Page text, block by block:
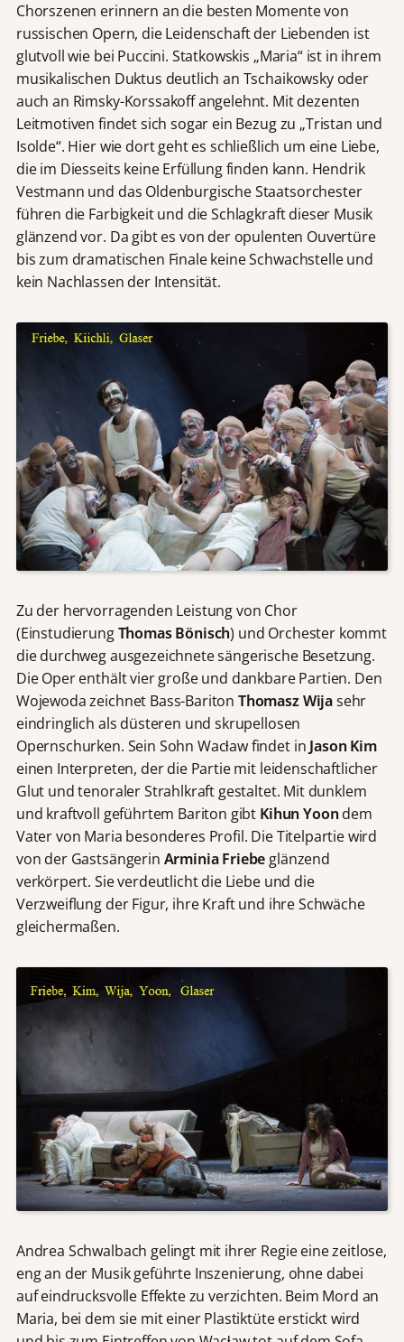
Chorszenen erinnern an die besten Momente von
russischen Opern, die Leidenschaft der Liebenden ist
glutvoll wie bei Puccini. Statkowskis „Maria“ ist in ihrem
musikalischen Duktus deutlich an Tschaikowsky oder
auch an Rimsky-Korssakoff angelehnt. Mit dezenten
Leitmotiven findet sich sogar ein Bezug zu „Tristan und
Isolde“. Hier wie dort geht es schließlich um eine Liebe,
die im Diesseits keine Erfüllung finden kann. Hendrik
Vestmann und das Oldenburgische Staatsorchester
führen die Farbigkeit und die Schlagkraft dieser Musik
glänzend vor. Da gibt es von der opulenten Ouvertüre
bis zum dramatischen Finale keine Schwachstelle und
kein Nachlassen der Intensität.
Zu der hervorragenden Leistung von Chor
(EinstudierungThomas Bönisch) und Orchester kommt
die durchweg ausgezeichnete sängerische Besetzung.
Die Oper enthält vier große und dankbare Partien. Den
Wojewoda zeichnet Bass-Bariton Thomasz Wijasehr
eindringlich als düsteren und skrupellosen
Opernschurken. Sein Sohn Wacƚaw findet in Jason Kim
einen Interpreten, der die Partie mit leidenschaftlicher
Glut und tenoraler Strahlkraft gestaltet. Mit dunklem
und kraftvoll geführtem Bariton gibt Kihun Yoondem
Vater von Maria besonderes Profil. Die Titelpartie wird
von der Gastsängerin Arminia Friebe glänzend
verkörpert. Sie verdeutlicht die Liebe und die
Verzweiflung der Figur, ihre Kraft und ihre Schwäche
gleichermaßen.
Andrea Schwalbach gelingt mit ihrer Regie eine zeitlose,
eng an der Musik geführte Inszenierung, ohne dabei
auf eindrucksvolle Effekte zu verzichten. Beim Mord an
Maria, bei dem sie mit einer Plastiktüte erstickt wird